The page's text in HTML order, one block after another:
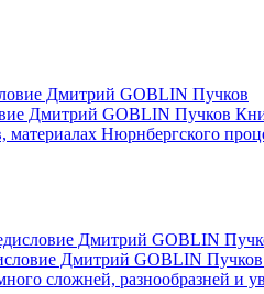
Дмитрий GOBLIN Пучков
Нюрнбергского
Дмитрий GOBLIN Пучков
сложней, разнообразней и